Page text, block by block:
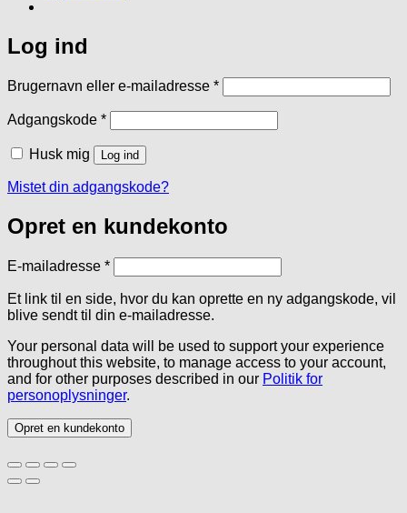
Log ind
Brugernavn eller e-mailadresse *Påkrævet
Adgangskode *Påkrævet
Husk mig Log ind
Mistet din adgangskode?
Opret en kundekonto
E-mailadresse *Påkrævet
Et link til en side, hvor du kan oprette en ny adgangskode, vil
blive sendt til din e-mailadresse.
Your personal data will be used to support your experience
throughout this website, to manage access to your account,
and for other purposes described in our Politik for
personoplysninger.
Opret en kundekonto